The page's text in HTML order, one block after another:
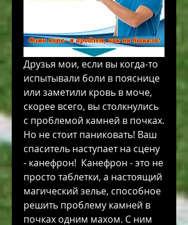
Друзья мои, если вы когда-то
испытывали боли в пояснице
или заметили кровь в моче,
скорее всего, вы столкнулись
с проблемой камней в почках.
Но не стоит паниковать! Ваш
спаситель наступает на сцену
- канефрон!  Канефрон - это не
просто таблетки, а настоящий
магический зелье, способное
решить проблему камней в
почках одним махом. С ним